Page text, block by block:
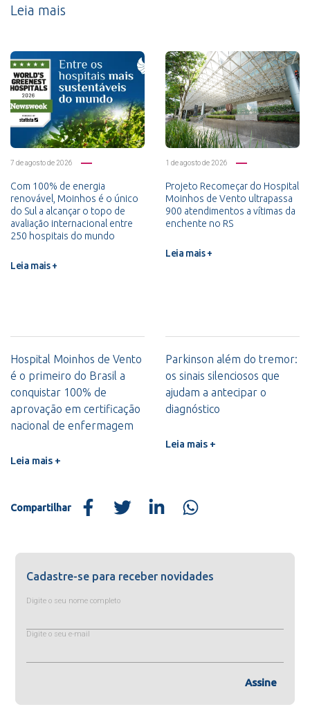
Leia mais
7 de agosto de 2026
Com 100% de energia
renovável, Moinhos é o único
do Sul a alcançar o topo de
avaliação internacional entre
250 hospitais do mundo
Leia mais +
1 de agosto de 2026
Projeto Recomeçar do Hospital
Moinhos de Vento ultrapassa
900 atendimentos a vítimas da
enchente no RS
Leia mais +
Hospital Moinhos de Vento
é o primeiro do Brasil a
conquistar 100% de
aprovação em certificação
nacional de enfermagem
Leia mais +
Parkinson além do tremor:
os sinais silenciosos que
ajudam a antecipar o
diagnóstico
Leia mais +
Compartilhar
Cadastre-se para receber novidades
Digite o seu nome completo
Digite o seu e-mail
Assine